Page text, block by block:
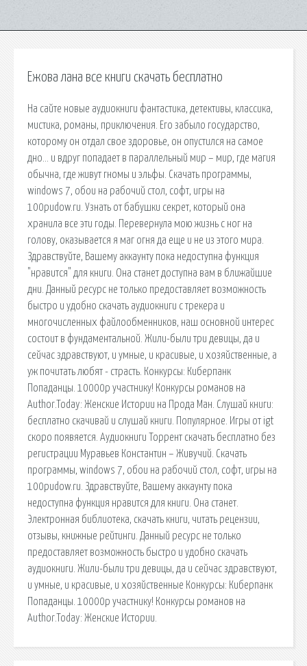
Ежова лана все книги скачать бесплатно
На сайте новые аудиокниги фантастика, детективы, классика,
мистика, романы, приключения. Его забыло государство,
которому он отдал свое здоровье, он опустился на самое
дно… и вдруг попадает в параллельный мир – мир, где магия
обычна, где живут гномы и эльфы. Скачать программы,
windows 7, обои на рабочий стол, софт, игры на
100pudow.ru. Узнать от бабушки секрет, который она
хранила все эти годы. Перевернула мою жизнь с ног на
голову, оказывается я маг огня да еще и не из этого мира.
Здравствуйте, Вашему аккаунту пока недоступна функция
"нравится" для книги. Она станет доступна вам в ближайшие
дни. Данный ресурс не только предоставляет возможность
быстро и удобно скачать аудиокниги с трекера и
многочисленных файлообменников, наш основной интерес
состоит в фундаментальной. Жили-были три девицы, да и
сейчас здравствуют, и умные, и красивые, и хозяйственные, а
уж почитать любят - страсть. Конкурсы: Киберпанк
Попаданцы. 10000р участнику! Конкурсы романов на
Author.Today: Женские Истории на Прода Ман. Слушай книги:
бесплатно скачивай и слушай книги. Популярное. Игры от igt
скоро появяется. Аудиокниги Торрент скачать бесплатно без
регистрации Муравьев Константин – Живучий. Скачать
программы, windows 7, обои на рабочий стол, софт, игры на
100pudow.ru. Здравствуйте, Вашему аккаунту пока
недоступна функция нравится для книги. Она станет.
Электронная библиотека, скачать книги, читать рецензии,
отзывы, книжные рейтинги. Данный ресурс не только
предоставляет возможность быстро и удобно скачать
аудиокниги. Жили-были три девицы, да и сейчас здравствуют,
и умные, и красивые, и хозяйственные Конкурсы: Киберпанк
Попаданцы. 10000р участнику! Конкурсы романов на
Author.Today: Женские Истории.